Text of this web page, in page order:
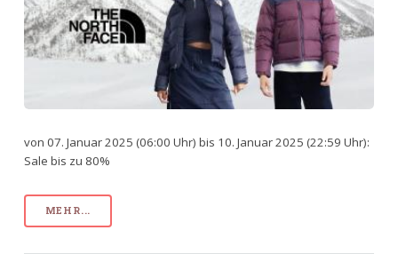
von 07. Januar 2025 (06:00 Uhr) bis 10. Januar 2025 (22:59 Uhr):
Sale bis zu 80%
MEHR...